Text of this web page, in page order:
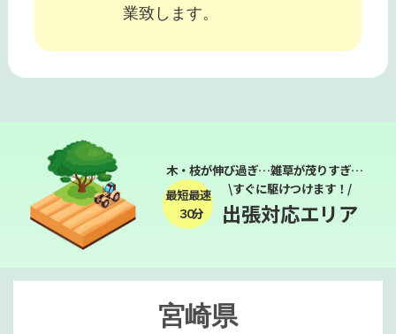
業致します。
木・枝が伸び過ぎ…雑草が茂りすぎ…
最短最速
３０分
\すぐに駆けつけます！/
出張対応エリア
宮崎県